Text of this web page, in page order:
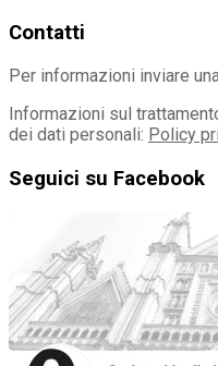
Contatti
Per informazioni inviare
Informazioni sul
dei dati personali: Policy
Seguici su Facebook